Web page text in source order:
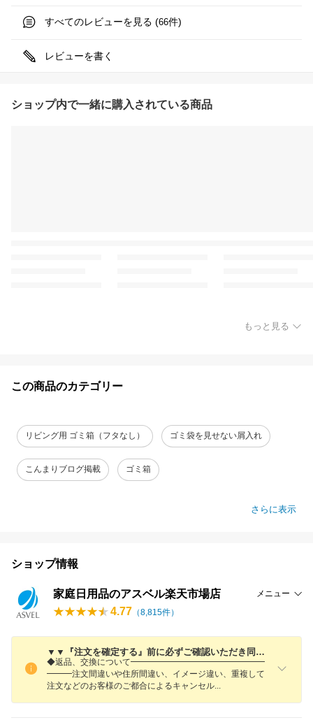
すべてのレビューを見る (66件)
レビューを書く
ショップ内で一緒に購入されている商品
もっと見る
この商品のカテゴリー
リビング用 ゴミ箱（フタなし） ゴミ袋を見せない屑入れ
こんまりブログ掲載 ゴミ箱
さらに表示
ショップ情報
家庭日用品のアスベル楽天市場店 メニュー
4.77 （8,815件）
▼▼『注文を確定する』前に必ずご確認いただき同意の上、ご注文ください▼▼
◆返品、交換について━━━━━━━━━━━━━━━━
━━━注文間違いや住所間違い、イメージ違い、重複して
注文などのお客様のご都合によるキャンセル